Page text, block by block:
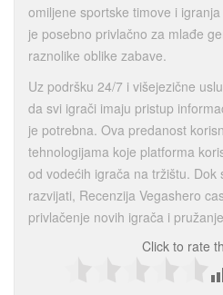
omiljene sportske timove i
je posebno privlačno za mlađe
raznolike oblike zabave.
Uz podršku 24/7 i višejezične
da svi igrači imaju pristup
je potrebna. Ova predanost
tehnologijama koje platforma
od vodećih igrača na tržištu. Dok
razvijati, Recenzija Vegashero
privlačenje novih igrača i
Click to rate